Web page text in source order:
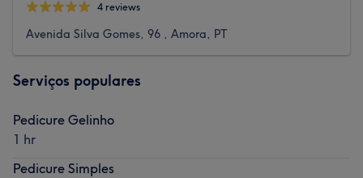
4 reviews
Avenida Silva Gomes, 96 , Amora, PT
Serviços populares
Pedicure Gelinho
1 hr
Pedicure Simples